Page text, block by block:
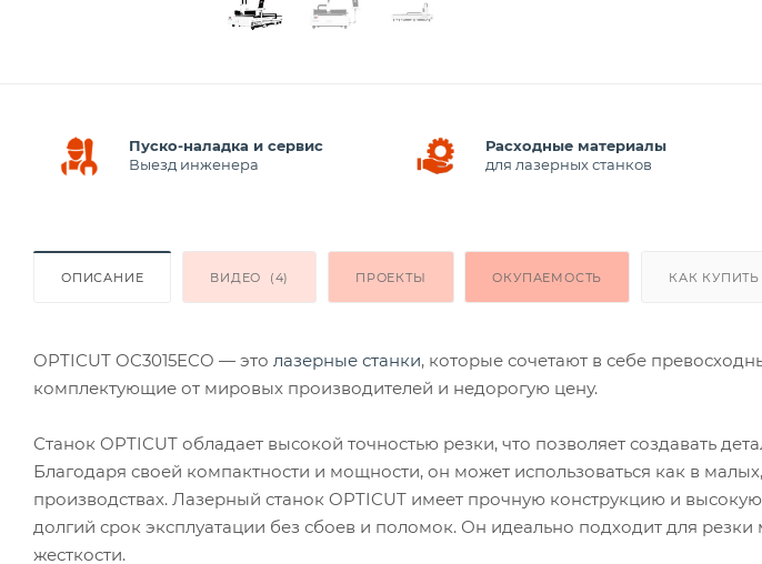
Пуско-наладка и сервис
Выезд инженера
Расходные материалы
для лазерных станков
ОПИСАНИЕ ВИДЕО (4) ПРОЕКТЫ ОКУПАЕМОСТЬ КАК КУПИТЬ
OPTICUT OC3015ECO — это лазерные станки, которые сочетают в себе
комплектующие от мировых производителей и недорогую цену.
Станок OPTICUT обладает высокой точностью резки, что позволяет создавать
Благодаря своей компактности и мощности, он может использоваться как в
производствах. Лазерный станок OPTICUT имеет прочную конструкцию и
долгий срок эксплуатации без сбоев и поломок. Он идеально подходит для
жесткости.